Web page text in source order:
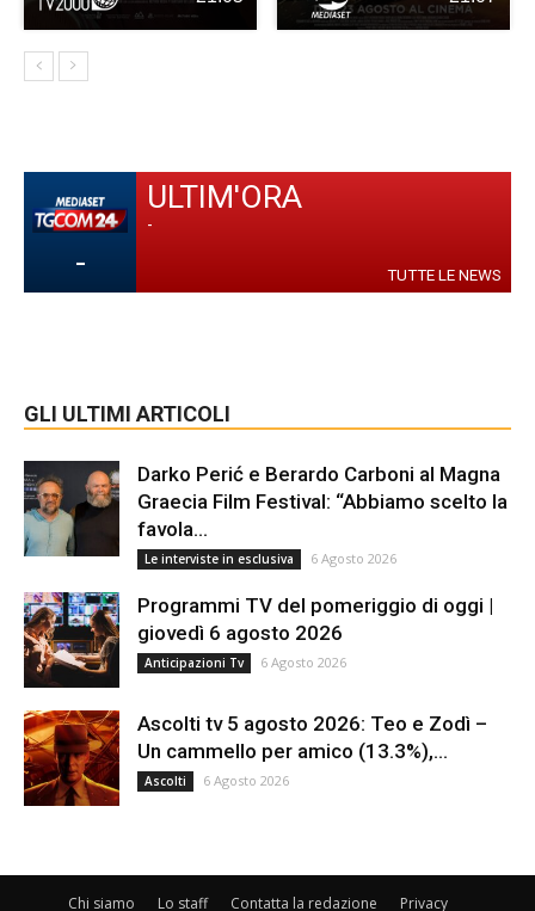
-
ULTIM'ORA
-
TUTTE LE NEWS
GLI ULTIMI ARTICOLI
Darko Perić e Berardo Carboni al Magna
Graecia Film Festival: “Abbiamo scelto la
favola...
Le interviste in esclusiva 6 Agosto 2026
Programmi TV del pomeriggio di oggi |
giovedì 6 agosto 2026
Anticipazioni Tv 6 Agosto 2026
Ascolti tv 5 agosto 2026: Teo e Zodì –
Un cammello per amico (13.3%),...
Ascolti 6 Agosto 2026
Chi siamo Lo staff Contatta la redazione Privacy